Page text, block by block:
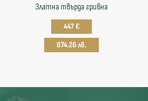
Златна твърда гривнa
447 €
874.26 лв.